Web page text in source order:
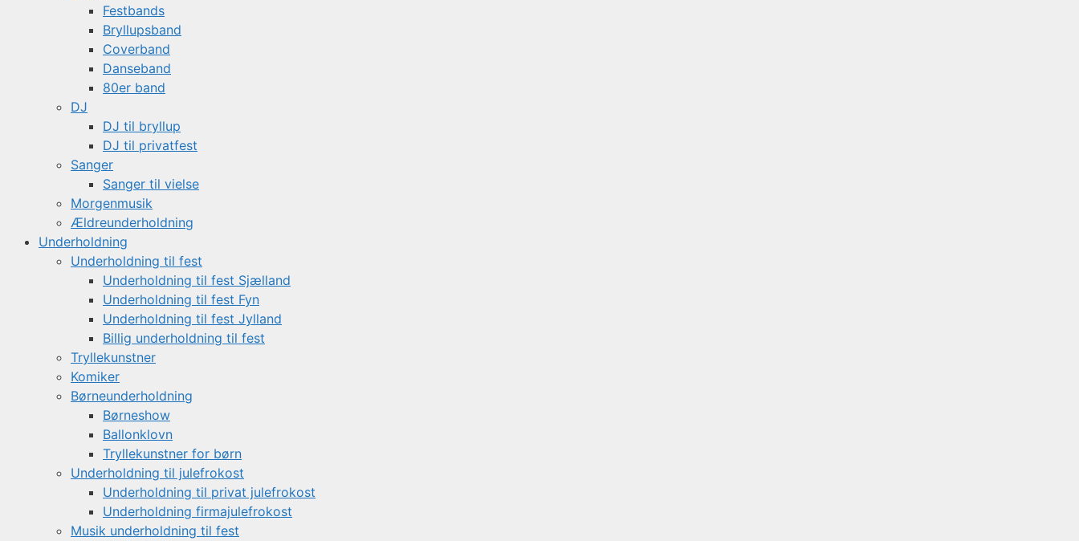
Festbands
Bryllupsband
Coverband
Danseband
80er band
DJ
DJ til bryllup
DJ til privatfest
Sanger
Sanger til vielse
Morgenmusik
Ældreunderholdning
Underholdning
Underholdning til fest
Underholdning til fest Sjælland
Underholdning til fest Fyn
Underholdning til fest Jylland
Billig underholdning til fest
Tryllekunstner
Komiker
Børneunderholdning
Børneshow
Ballonklovn
Tryllekunstner for børn
Underholdning til julefrokost
Underholdning til privat julefrokost
Underholdning firmajulefrokost
Musik underholdning til fest